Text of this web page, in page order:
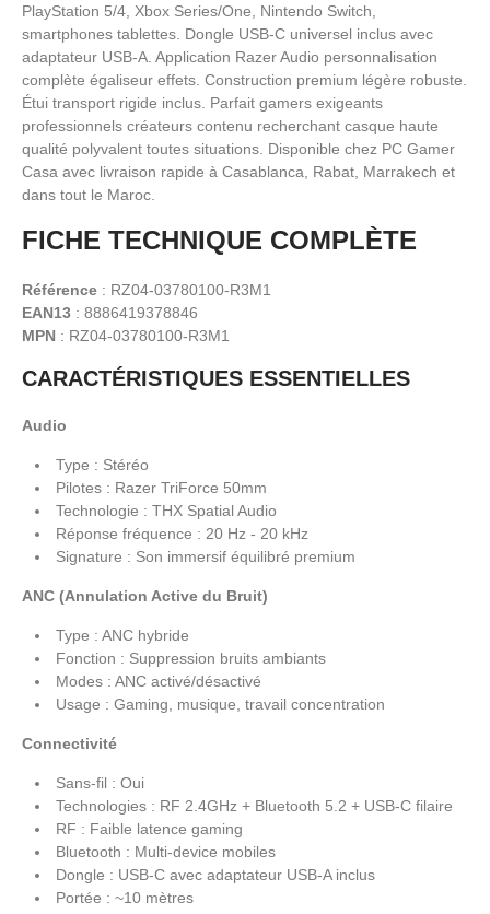
PlayStation 5/4, Xbox Series/One, Nintendo Switch,
smartphones tablettes. Dongle USB-C universel inclus avec
adaptateur USB-A. Application Razer Audio personnalisation
complète égaliseur effets. Construction premium légère robuste.
Étui transport rigide inclus. Parfait gamers exigeants
professionnels créateurs contenu recherchant casque haute
qualité polyvalent toutes situations. Disponible chez PC Gamer
Casa avec livraison rapide à Casablanca, Rabat, Marrakech et
dans tout le Maroc.
FICHE TECHNIQUE COMPLÈTE
Référence : RZ04-03780100-R3M1
EAN13 : 8886419378846
MPN : RZ04-03780100-R3M1
CARACTÉRISTIQUES ESSENTIELLES
Audio
Type : Stéréo
Pilotes : Razer TriForce 50mm
Technologie : THX Spatial Audio
Réponse fréquence : 20 Hz - 20 kHz
Signature : Son immersif équilibré premium
ANC (Annulation Active du Bruit)
Type : ANC hybride
Fonction : Suppression bruits ambiants
Modes : ANC activé/désactivé
Usage : Gaming, musique, travail concentration
Connectivité
Sans-fil : Oui
Technologies : RF 2.4GHz + Bluetooth 5.2 + USB-C filaire
RF : Faible latence gaming
Bluetooth : Multi-device mobiles
Dongle : USB-C avec adaptateur USB-A inclus
Portée : ~10 mètres